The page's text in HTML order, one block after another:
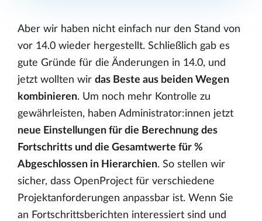
Aber wir haben nicht einfach nur den Stand von
vor 14.0 wieder hergestellt. Schließlich gab es
gute Gründe für die Änderungen in 14.0, und
jetzt wollten wir das Beste aus beiden Wegen
kombinieren. Um noch mehr Kontrolle zu
gewährleisten, haben Administrator:innen jetzt
neue Einstellungen für die Berechnung des
Fortschritts und die Gesamtwerte für %
Abgeschlossen in Hierarchien. So stellen wir
sicher, dass OpenProject für verschiedene
Projektanforderungen anpassbar ist. Wenn Sie
an Fortschrittsberichten interessiert sind und